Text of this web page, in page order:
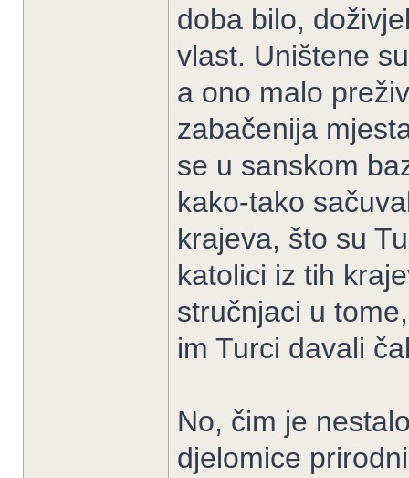
doba bilo,
vlast. Uništene
a ono malo
zabačenija
se u sanskom
kako-tako
krajeva, što su
katolici iz tih
stručnjaci u
im Turci davali
No, čim je
djelomice